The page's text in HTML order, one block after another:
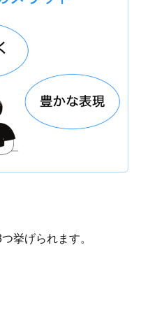
挙げられます。